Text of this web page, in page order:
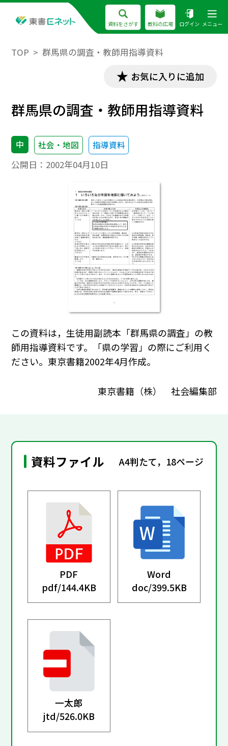
資料をさがす 教科の広場 ログイン メニュー
TOP 群馬県の調査・教師用指導資料
お気に入りに追加
群馬県の調査・教師用指導資料
中 社会・地図 指導資料
公開日： 2002年04月10日
この資料は，生徒用副読本「群馬県の調査」の教
師用指導資料です。「県の学習」の際にご利用く
ださい。東京書籍2002年4月作成。
東京書籍（株） 社会編集部
資料ファイル A4判たて，18ページ
PDF
pdf/144.4KB
Word
doc/399.5KB
一太郎
jtd/526.0KB